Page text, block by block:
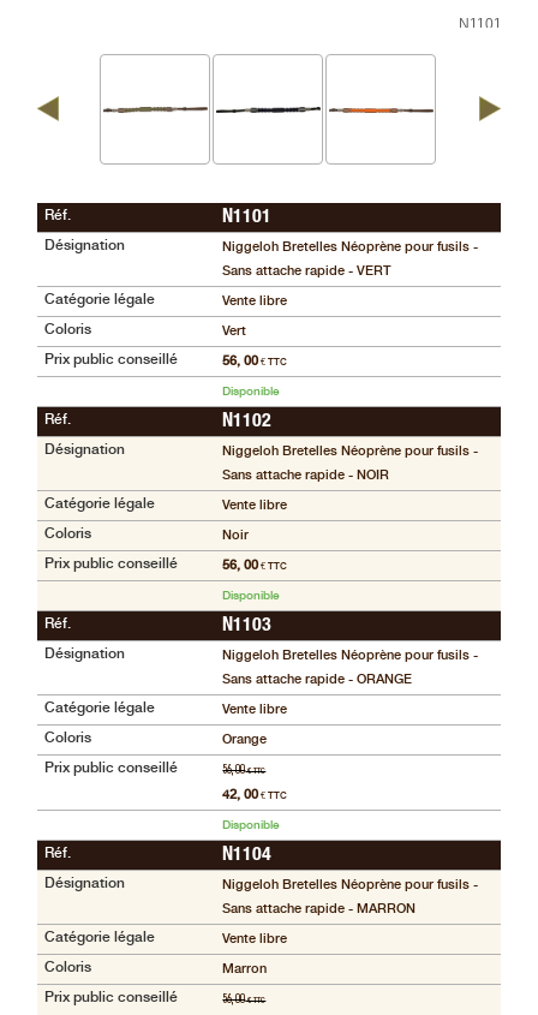
Sport
Marques
de
vente
Téléchargement
Extension
de
Garantie
Contacts
Mon
compte
Consulter
mes
listes de
mon
panier
Acheter
à
nouveau
N1101
Réf.
N1101
Désignation
Niggeloh Bretelles Néoprène pour fusils -
Sans attache rapide - VERT
Catégorie légale Vente libre
Coloris Vert
Prix public conseillé 56, 00€ TTC
Disponible
Réf.
N1102
Désignation
Niggeloh Bretelles Néoprène pour fusils -
Sans attache rapide - NOIR
Catégorie légale Vente libre
Coloris Noir
Prix public conseillé 56, 00€ TTC
Disponible
Réf.
N1103
Désignation
Niggeloh Bretelles Néoprène pour fusils -
Sans attache rapide - ORANGE
Catégorie légale Vente libre
Coloris Orange
Prix public conseillé 56, 00€ TTC
42, 00€ TTC
Disponible
Réf.
N1104
Désignation
Niggeloh Bretelles Néoprène pour fusils -
Sans attache rapide - MARRON
Catégorie légale Vente libre
Coloris Marron
Prix public conseillé 56, 00€ TTC